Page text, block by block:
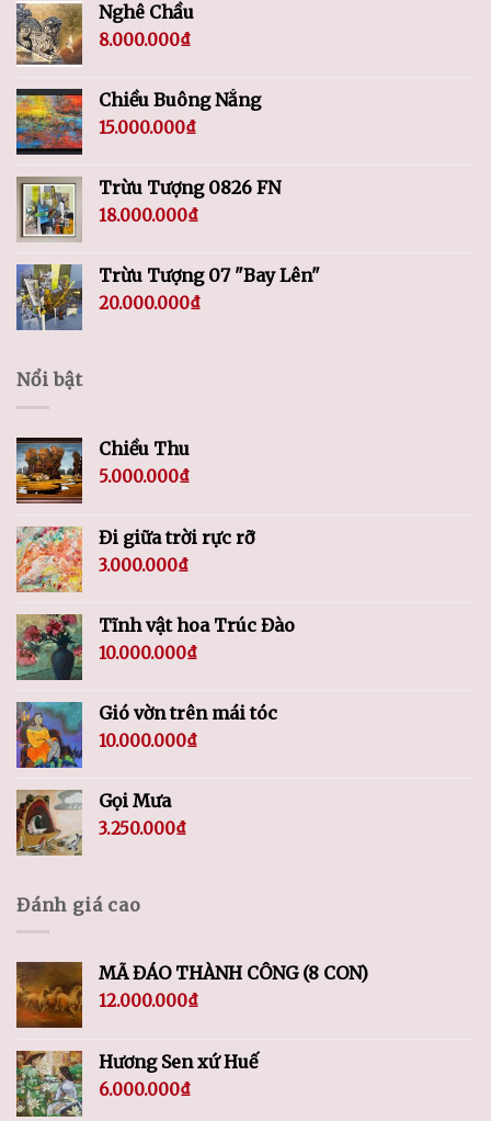
Nghê Chầu
8.000.000₫
Chiều Buông Nắng
15.000.000₫
Trừu Tượng 0826 FN
18.000.000₫
Trừu Tượng 07 "Bay Lên"
20.000.000₫
Nổi bật
Chiều Thu
5.000.000₫
Đi giữa trời rực rỡ
3.000.000₫
Tĩnh vật hoa Trúc Đào
10.000.000₫
Gió vờn trên mái tóc
10.000.000₫
Gọi Mưa
3.250.000₫
Đánh giá cao
MÃ ĐÁO THÀNH CÔNG (8 CON)
12.000.000₫
Hương Sen xứ Huế
6.000.000₫